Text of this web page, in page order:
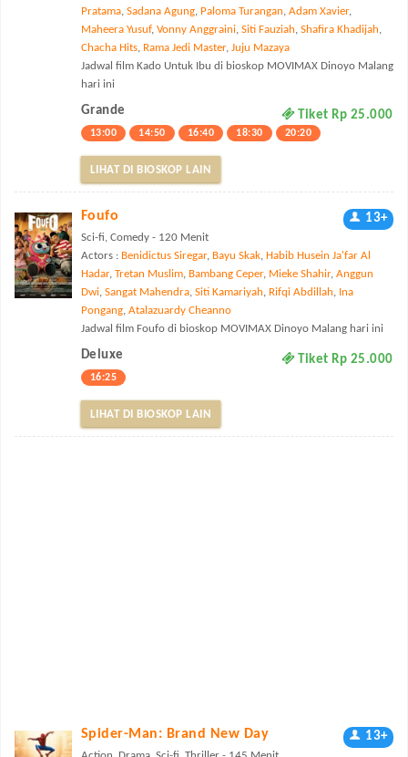
Pratama, Sadana Agung, Paloma Turangan, Adam Xavier,
Maheera Yusuf, Vonny Anggraini, Siti Fauziah, Shafira Khadijah,
Chacha Hits, Rama Jedi Master, Juju Mazaya
Jadwal film Kado Untuk Ibu di bioskop MOVIMAX Dinoyo Malang
hari ini
Grande Tiket Rp 25.000
13:00 14:50 16:40 18:30 20:20
LIHAT DI BIOSKOP LAIN
Foufo 13+
Sci-fi, Comedy - 120 Menit
Actors : Benidictus Siregar, Bayu Skak, Habib Husein Ja'far Al
Hadar, Tretan Muslim, Bambang Ceper, Mieke Shahir, Anggun
Dwi, Sangat Mahendra, Siti Kamariyah, Rifqi Abdillah, Ina
Pongang, Atalazuardy Cheanno
Jadwal film Foufo di bioskop MOVIMAX Dinoyo Malang hari ini
Deluxe Tiket Rp 25.000
16:25
LIHAT DI BIOSKOP LAIN
Spider-Man: Brand New Day 13+